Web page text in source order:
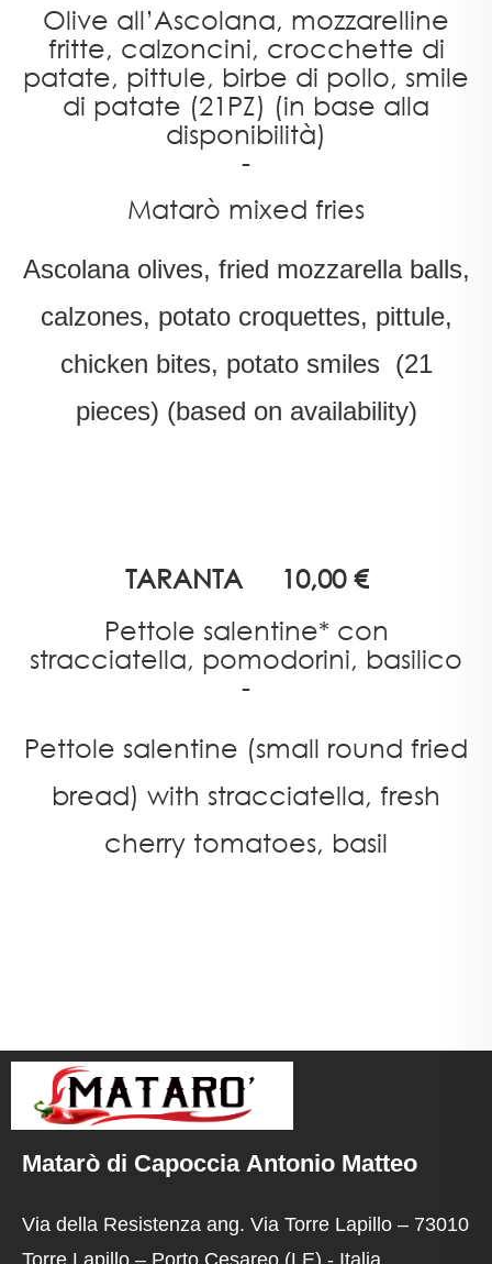
Olive all’Ascolana, mozzarelline
fritte, calzoncini, crocchette di
patate, pittule, birbe di pollo, smile
di patate (21PZ) (in base alla
disponibilità)
-
Matarò mixed fries
Ascolana olives, fried mozzarella balls,
calzones, potato croquettes, pittule,
chicken bites, potato smiles (21
pieces) (based on availability)
TARANTA10,00 €
Pettole salentine* con
stracciatella, pomodorini, basilico
-
Pettole salentine (small round fried
bread) with stracciatella, fresh
cherry tomatoes, basil
Matarò di Capoccia Antonio Matteo
Via della Resistenza ang. Via Torre Lapillo – 73010
Torre Lapillo – Porto Cesareo (LE) - Italia